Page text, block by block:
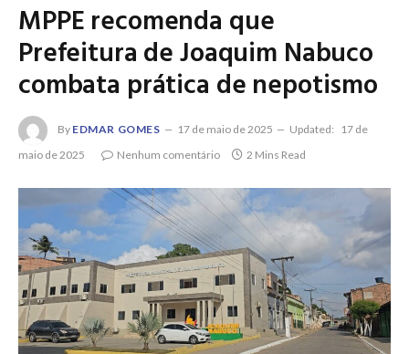
MPPE recomenda que
Prefeitura de Joaquim Nabuco
combata prática de nepotismo
By EDMAR GOMES 17 de maio de 2025 Updated:
17 de
maio de 2025
Nenhum comentário 2 Mins Read